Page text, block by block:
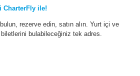
CharterFly ile!
rezerve edin, satın alın. Yurt içi ve
bulabileceğiniz tek adres.